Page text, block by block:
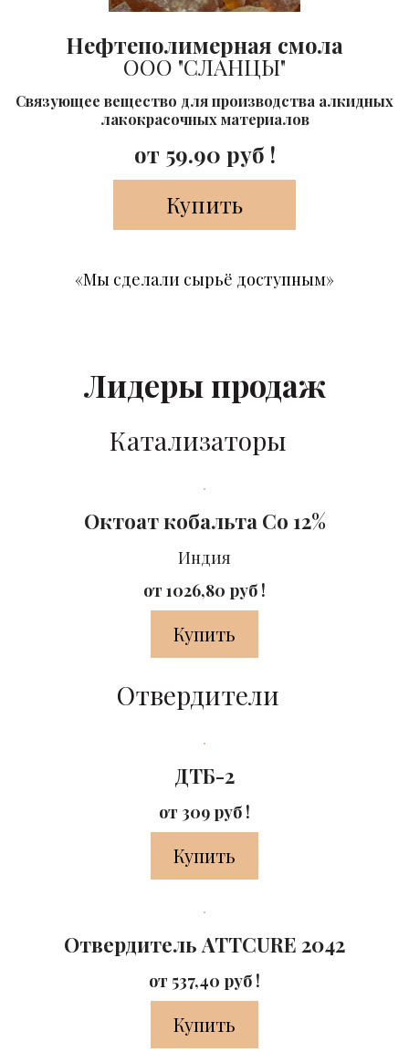
Нефтеполимерная смола
ООО "СЛАНЦЫ"
Cвязующее вещество для производства алкидных
лакокрасочных материалов
от 59.90 руб !
Купить
«Мы сделали сырьё доступным»
Лидеры продаж
Катализаторы
Октоат кобальта Co 12%
Индия
от 1026,80 руб !
Купить
Отвердители
ДТБ-2
от 309 руб !
Купить
Отвердитель ATTCURE 2042
от 537,40 руб !
Купить